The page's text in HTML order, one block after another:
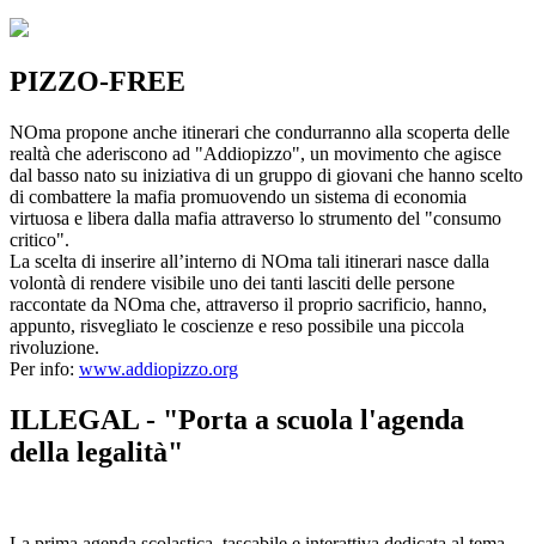
PIZZO-FREE
NOma propone anche itinerari che condurranno alla scoperta delle
realtà che aderiscono ad "Addiopizzo", un movimento che agisce
dal basso nato su iniziativa di un gruppo di giovani che hanno scelto
di combattere la mafia promuovendo un sistema di economia
virtuosa e libera dalla mafia attraverso lo strumento del "consumo
critico".
La scelta di inserire all’interno di NOma tali itinerari nasce dalla
volontà di rendere visibile uno dei tanti lasciti delle persone
raccontate da NOma che, attraverso il proprio sacrificio, hanno,
appunto, risvegliato le coscienze e reso possibile una piccola
rivoluzione.
Per info: www.addiopizzo.org
ILLEGAL - "Porta a scuola l'agenda
della legalità"